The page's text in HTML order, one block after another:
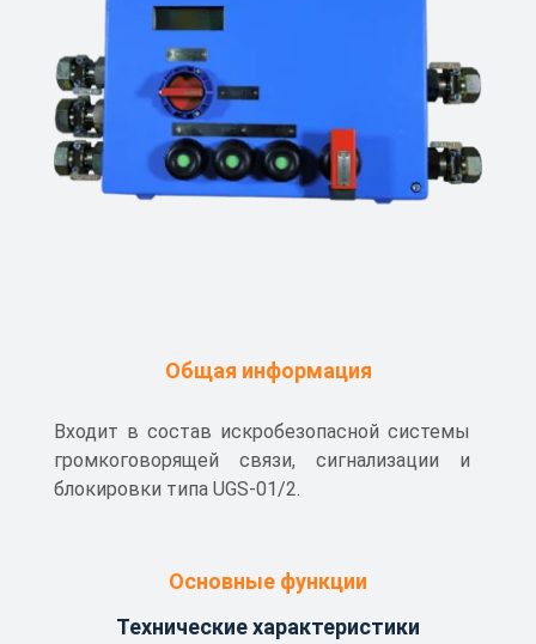
Общая информация
Входит в состав искробезопасной системы
громкоговорящей связи, сигнализации и
блокировки типа UGS-01/2.
Основные функции
Технические характеристики